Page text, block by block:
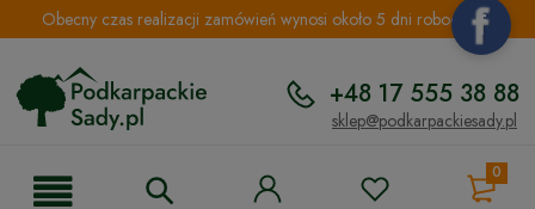
Obecny czas realizacji zamówień wynosi około 5 dni roboczych.
+48 17 555 38 88
sklep@podkarpackiesady.pl
0